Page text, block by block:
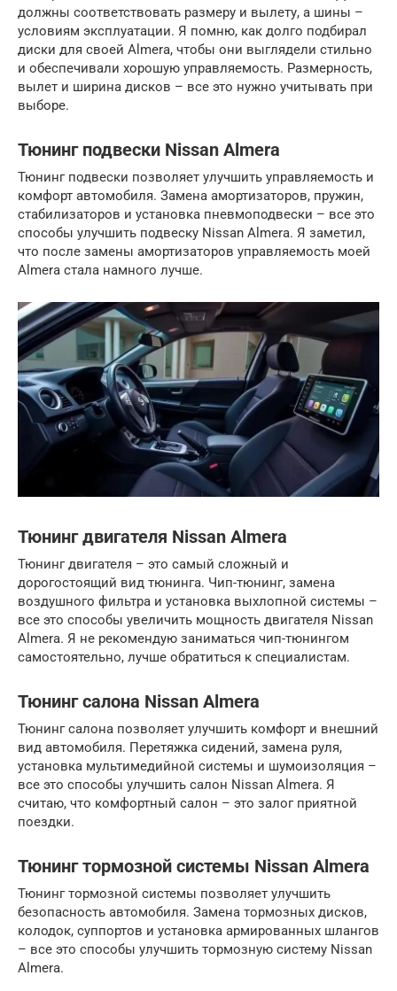
должны соответствовать размеру и вылету, а шины –
условиям эксплуатации. Я помню, как долго подбирал
диски для своей Almera, чтобы они выглядели стильно
и обеспечивали хорошую управляемость. Размерность,
вылет и ширина дисков – все это нужно учитывать при
выборе.
Тюнинг подвески Nissan Almera
Тюнинг подвески позволяет улучшить управляемость и
комфорт автомобиля. Замена амортизаторов, пружин,
стабилизаторов и установка пневмоподвески – все это
способы улучшить подвеску Nissan Almera. Я заметил,
что после замены амортизаторов управляемость моей
Almera стала намного лучше.
Тюнинг двигателя Nissan Almera
Тюнинг двигателя – это самый сложный и
дорогостоящий вид тюнинга. Чип-тюнинг, замена
воздушного фильтра и установка выхлопной системы –
все это способы увеличить мощность двигателя Nissan
Almera. Я не рекомендую заниматься чип-тюнингом
самостоятельно, лучше обратиться к специалистам.
Тюнинг салона Nissan Almera
Тюнинг салона позволяет улучшить комфорт и внешний
вид автомобиля. Перетяжка сидений, замена руля,
установка мультимедийной системы и шумоизоляция –
все это способы улучшить салон Nissan Almera. Я
считаю, что комфортный салон – это залог приятной
поездки.
Тюнинг тормозной системы Nissan Almera
Тюнинг тормозной системы позволяет улучшить
безопасность автомобиля. Замена тормозных дисков,
колодок, суппортов и установка армированных шлангов
– все это способы улучшить тормозную систему Nissan
Almera.